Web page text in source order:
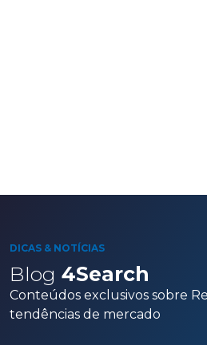
DICAS & NOTÍCIAS
Blog 4Search
Conteúdos exclusivos sobre
tendências de mercado